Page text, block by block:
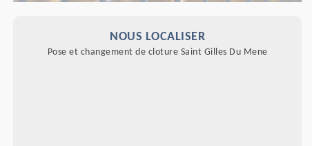
NOUS LOCALISER
Pose et changement de cloture Saint Gilles Du Mene